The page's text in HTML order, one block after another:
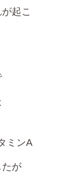
起こ
ミンA
たが